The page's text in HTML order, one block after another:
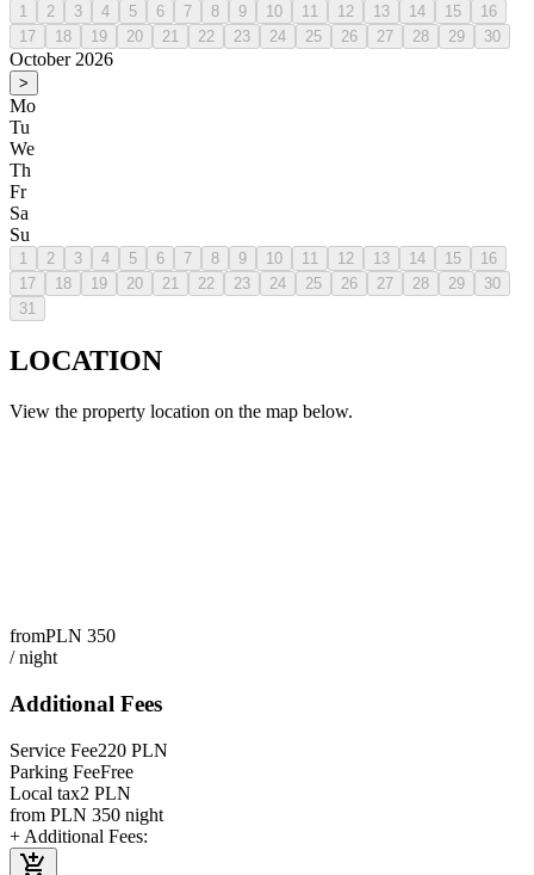
1 2 3 4 5 6 7 8 9 10 11 12 13 14 15
16
17
18 19 20 21 22 23 24 25 26 27 28 29 30
October 2026
>
Mo
Tu
We
Th
Fr
Sa
Su
1 2 3 4 5 6 7 8 9 10 11 12 13 14 15
16
17
18 19 20 21 22 23 24 25 26 27 28 29
30
31
LOCATION
View the property location on the map below.
fromPLN 350
/night
Additional Fees
Service Fee220 PLN
Parking FeeFree
Local tax2 PLN
from PLN 350 night
+ Additional Fees: